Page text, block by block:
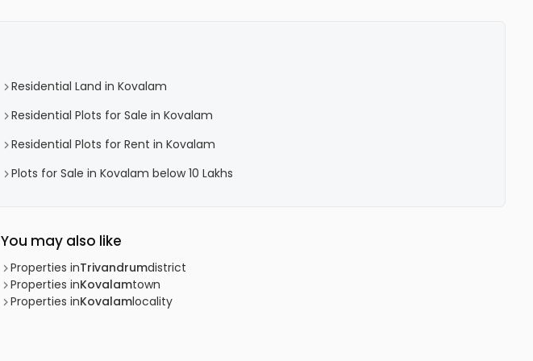
Residential Land in Kovalam
Residential Plots for Sale in Kovalam
Residential Plots for Rent in Kovalam
Plots for Sale in Kovalam below 10 Lakhs
You may also like
Properties inTrivandrumdistrict
Properties inKovalamtown
Properties inKovalamlocality